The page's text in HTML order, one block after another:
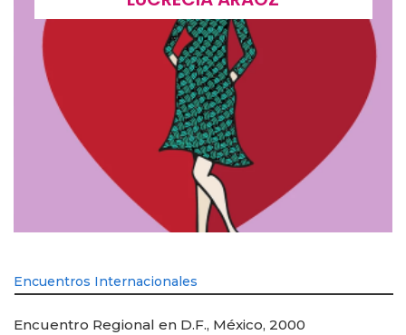
Encuentros Internacionales
Encuentro Regional en D.F., México, 2000